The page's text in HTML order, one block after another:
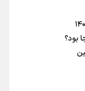
به بزرگسالان
بود؟